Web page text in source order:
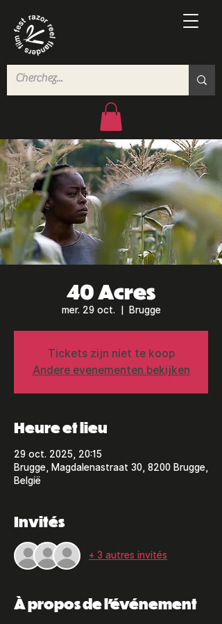
40 Acres
mer. 29 oct. Brugge
Tickets zijn niet te koop
Andere evenementen bekijken
Heure et lieu
29 oct. 2025, 20:15
Brugge, Magdalenastraat 30, 8200 Brugge,
België
Invités
+ 3 autres invités
À propos de l'événement